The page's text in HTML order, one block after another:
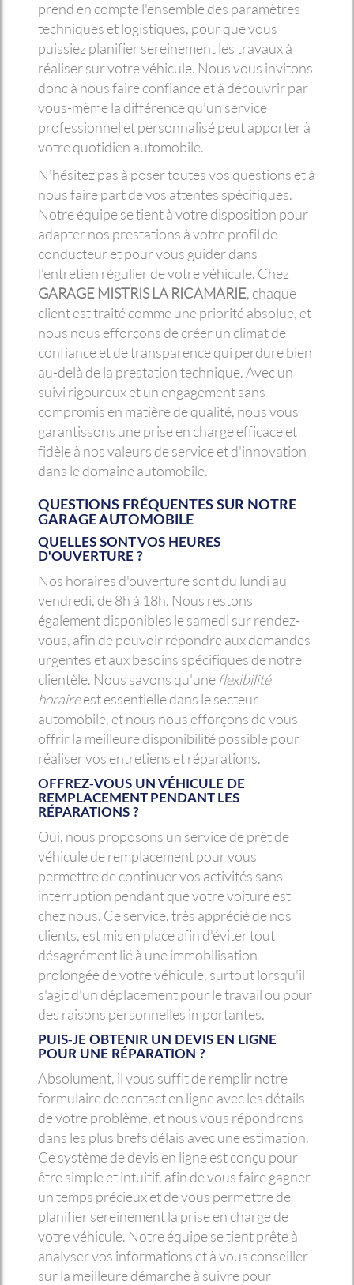
prend en compte l'ensemble des paramètres
techniques et logistiques, pour que vous
puissiez planifier sereinement les travaux à
réaliser sur votre véhicule. Nous vous invitons
donc à nous faire confiance et à découvrir par
vous-même la différence qu'un service
professionnel et personnalisé peut apporter à
votre quotidien automobile.
N'hésitez pas à poser toutes vos questions et à
nous faire part de vos attentes spécifiques.
Notre équipe se tient à votre disposition pour
adapter nos prestations à votre profil de
conducteur et pour vous guider dans
l'entretien régulier de votre véhicule. Chez
GARAGE MISTRIS LA RICAMARIE, chaque
client est traité comme une priorité absolue, et
nous nous efforçons de créer un climat de
confiance et de transparence qui perdure bien
au-delà de la prestation technique. Avec un
suivi rigoureux et un engagement sans
compromis en matière de qualité, nous vous
garantissons une prise en charge efficace et
fidèle à nos valeurs de service et d'innovation
dans le domaine automobile.
QUESTIONS FRÉQUENTES SUR NOTRE
GARAGE AUTOMOBILE
QUELLES SONT VOS HEURES
D'OUVERTURE ?
Nos horaires d'ouverture sont du lundi au
vendredi, de 8h à 18h. Nous restons
également disponibles le samedi sur rendez-
vous, afin de pouvoir répondre aux demandes
urgentes et aux besoins spécifiques de notre
clientèle. Nous savons qu'une flexibilité
horaireest essentielle dans le secteur
automobile, et nous nous efforçons de vous
offrir la meilleure disponibilité possible pour
réaliser vos entretiens et réparations.
OFFREZ-VOUS UN VÉHICULE DE
REMPLACEMENT PENDANT LES
RÉPARATIONS ?
Oui, nous proposons un service de prêt de
véhicule de remplacement pour vous
permettre de continuer vos activités sans
interruption pendant que votre voiture est
chez nous. Ce service, très apprécié de nos
clients, est mis en place afin d'éviter tout
désagrément lié à une immobilisation
prolongée de votre véhicule, surtout lorsqu'il
s'agit d'un déplacement pour le travail ou pour
des raisons personnelles importantes.
PUIS-JE OBTENIR UN DEVIS EN LIGNE
POUR UNE RÉPARATION ?
Absolument, il vous suffit de remplir notre
formulaire de contact en ligne avec les détails
de votre problème, et nous vous répondrons
dans les plus brefs délais avec une estimation.
Ce système de devis en ligne est conçu pour
être simple et intuitif, afin de vous faire gagner
un temps précieux et de vous permettre de
planifier sereinement la prise en charge de
votre véhicule. Notre équipe se tient prête à
analyser vos informations et à vous conseiller
sur la meilleure démarche à suivre pour